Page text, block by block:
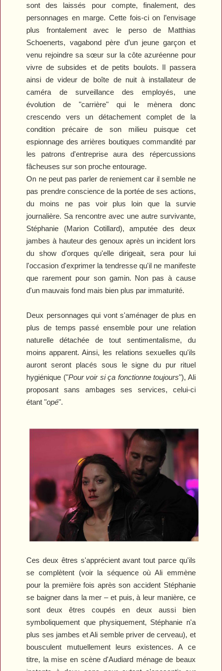
sont des laissés pour compte, finalement, des
personnages en marge. Cette fois-ci on l’envisage
plus frontalement avec le perso de Matthias
Schoenerts, vagabond père d’un jeune garçon et
venu rejoindre sa sœur sur la côte azuréenne pour
vivre de subsides et de petits boulots. Il passera
ainsi de videur de boîte de nuit à installateur de
caméra de surveillance des employés, une
évolution de "carrière" qui le mènera donc
crescendo vers un détachement complet de la
condition précaire de son milieu puisque cet
espionnage des arrières boutiques commandité par
les patrons d'entreprise aura des répercussions
fâcheuses sur son proche entourage.
On ne peut pas parler de reniement car il semble ne
pas prendre conscience de la portée de ses actions,
du moins ne pas voir plus loin que la survie
journalière. Sa rencontre avec une autre survivante,
Stéphanie (Marion Cotillard), amputée des deux
jambes à hauteur des genoux après un incident lors
du show d'orques qu'elle dirigeait, sera pour lui
l'occasion d'exprimer la tendresse qu'il ne manifeste
que rarement pour son gamin. Non pas à cause
d'un mauvais fond mais bien plus par immaturité.
Deux personnages qui vont s'aménager de plus en
plus de temps passé ensemble pour une relation
naturelle détachée de tout sentimentalisme, du
moins apparent. Ainsi, les relations sexuelles qu'ils
auront seront placés sous le signe du pur rituel
hygiénique ("Pour voir si ça fonctionne toujours"), Ali
proposant sans ambages ses services, celui-ci
étant "opé".
Ces deux êtres s'apprécient avant tout parce qu'ils
se complètent (voir la séquence où Ali emmène
pour la première fois après son accident Stéphanie
se baigner dans la mer – et puis, à leur manière, ce
sont deux êtres coupés en deux aussi bien
symboliquement que physiquement, Stéphanie n'a
plus ses jambes et Ali semble priver de cerveau), et
bousculent mutuellement leurs existences. A ce
titre, la mise en scène d'Audiard ménage de beaux